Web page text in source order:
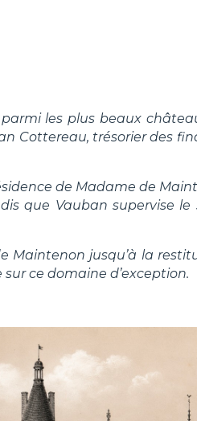
les plus beaux
Cottereau, trésorier des
de Madame de
que Vauban supervise le
Maintenon jusqu’à la
ce domaine d’exception.